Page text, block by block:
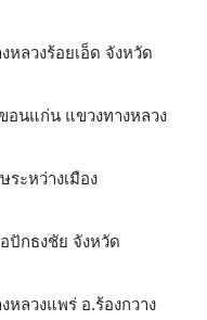
หลวงร้อยเอ็ด จังหวัด
อนแก่น แขวงทางหลวง
ระหว่างเมือง
ปักธงชัย จังหวัด
หลวงแพร่ อ.ร้องกวาง